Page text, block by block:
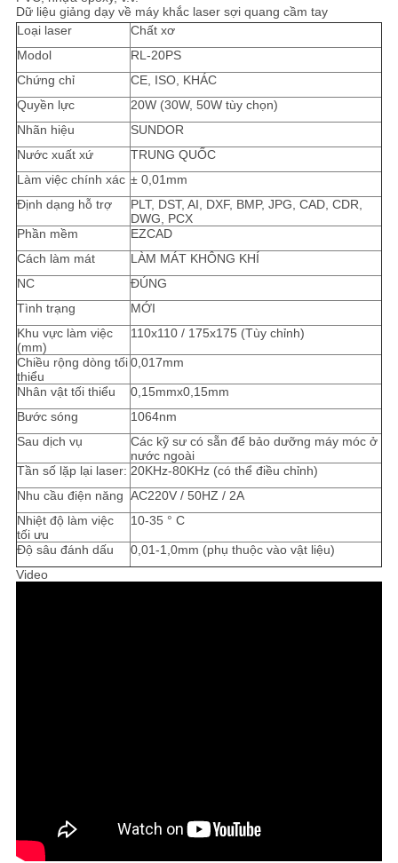
Dữ liệu giảng dạy về máy khắc laser sợi quang cầm tay
Loại laser
Chất xơ
Modol
RL-20PS
Chứng chỉ
CE, ISO, KHÁC
Quyền lực
20W (30W, 50W tùy chọn)
Nhãn hiệu
SUNDOR
Nước xuất xứ
TRUNG QUỐC
Làm việc chính xác ± 0,01mm
Định dạng hỗ trợ
PLT, DST, AI, DXF, BMP, JPG, CAD, CDR,
DWG, PCX
Phần mềm
EZCAD
Cách làm mát
LÀM MÁT KHÔNG KHÍ
NC
ĐÚNG
Tình trạng
MỚI
Khu vực làm việc
(mm)
110x110 / 175x175 (Tùy chỉnh)
Chiều rộng dòng tối
thiểu
0,017mm
Nhân vật tối thiểu
0,15mmx0,15mm
Bước sóng
1064nm
Sau dịch vụ
Các kỹ sư có sẵn để bảo dưỡng máy móc ở
nước ngoài
Tần số lặp lại laser: 20KHz-80KHz (có thể điều chỉnh)
Nhu cầu điện năng AC220V / 50HZ / 2A
Nhiệt độ làm việc
tối ưu
10-35 ° C
Độ sâu đánh dấu
0,01-1,0mm (phụ thuộc vào vật liệu)
Video